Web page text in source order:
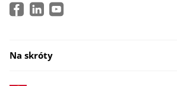
Na skróty